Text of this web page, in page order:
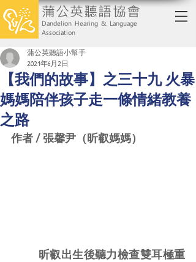
蒲公英聽語協會
Dandelion Hearing & Language
Association
【我們的故事】之三十九 火暴
媽媽陪伴孩子走一條情緒教養
之路
蒲公英聽語小幫手
2021年6月2日
作者 / 張馨尹（昕叡媽媽）